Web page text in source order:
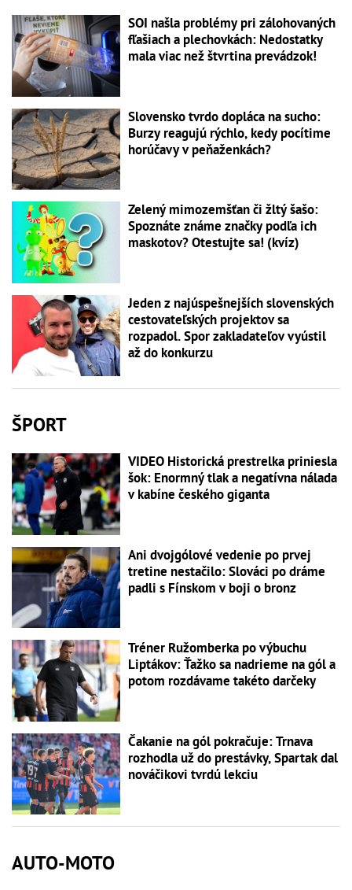
SOI našla problémy pri zálohovaných
fľašiach a plechovkách: Nedostatky
mala viac než štvrtina prevádzok!
Slovensko tvrdo dopláca na sucho:
Burzy reagujú rýchlo, kedy pocítime
horúčavy v peňaženkách?
Zelený mimozemšťan či žltý šašo:
Spoznáte známe značky podľa ich
maskotov? Otestujte sa! (kvíz)
Jeden z najúspešnejších slovenských
cestovateľských projektov sa
rozpadol. Spor zakladateľov vyústil
až do konkurzu
ŠPORT
VIDEO Historická prestrelka priniesla
šok: Enormný tlak a negatívna nálada
v kabíne českého giganta
Ani dvojgólové vedenie po prvej
tretine nestačilo: Slováci po dráme
padli s Fínskom v boji o bronz
Tréner Ružomberka po výbuchu
Liptákov: Ťažko sa nadrieme na gól a
potom rozdávame takéto darčeky
Čakanie na gól pokračuje: Trnava
rozhodla už do prestávky, Spartak dal
nováčikovi tvrdú lekciu
AUTO-MOTO